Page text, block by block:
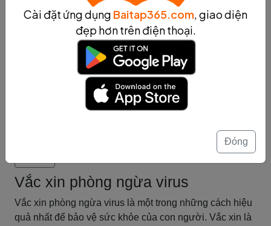
sự lây lan của virus.
Trong khi đó, điều trị virus được thực hiện thông qua
việc sử dụng thuốc kháng virus, điều trị các triệu chứng
và hỗ trợ cơ thể bằng dinh dưỡng và tập luyện. Việc sử
dụng thuốc kháng virus sẽ giúp giảm các triệu chứng
của bệnh và ngăn chặn sự lây lan của virus trong cơ
Trên cơ sở đó, sự phòng ngừa và điều trị virus là một
người và cần được thực hiện đầy đủ và hiệu quả.
Vắc xin phòng ngừa virus
Vắc xin phòng ngừa virus là một trong những cách hiệu
quả nhất để bảo vệ sức khỏe của con người. Vắc xin là
Cài đặt ứng dụng Baitap365.com, giao diện
đẹp hơn trên điện thoại.
Đóng